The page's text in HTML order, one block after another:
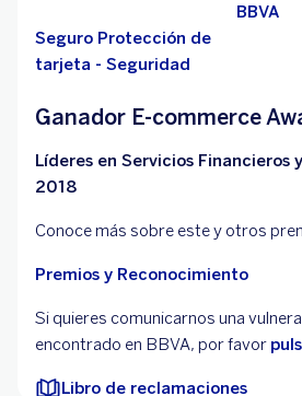
BBVA
Seguro Protección de
tarjeta - Seguridad
Ganador E-commerce
Líderes en Servicios Financieros
2018
Conoce más sobre este y otros
Premios y Reconocimiento
Si quieres comunicarnos una
encontrado en BBVA, por favor
Libro de reclamaciones